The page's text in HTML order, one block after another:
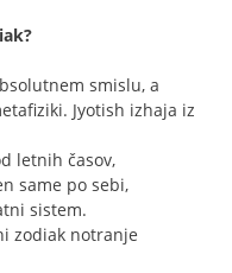
smislu, a
Jyotish izhaja iz
letnih časov,
same po sebi,
sistem.
zodiak notranje